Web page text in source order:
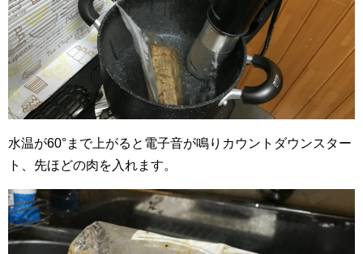
水温が60°まで上がると電子音が鳴りカウントダウンスター
ト、先ほどの肉を入れます。